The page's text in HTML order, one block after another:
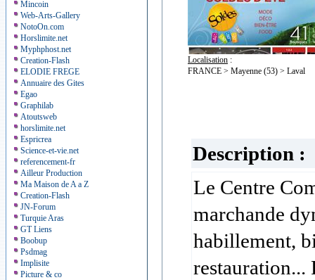
Mincoin
Web-Arts-Gallery
NotoOn.com
Horslimite.net
Myphphost.net
Creation-Flash
ELODIE FREGE
Annuaire des Gites
Egao
Graphilab
Atoutsweb
horslimite.net
Espricrea
Science-et-vie.net
referencement-fr
Ailleur Production
Ma Maison de A a Z
Creation-Flash
JN-Forum
Turquie Aras
GT Liens
Boobup
Psdmag
Implisite
Picture & co
Localisation :
FRANCE > Mayenne (53) > Laval
Description :
Le Centre
marchande
habillement,
restauration...